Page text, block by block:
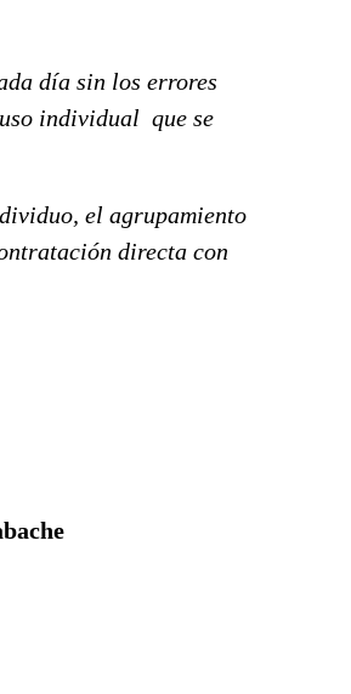
día sin los errores
individual que se
el agrupamiento
directa con